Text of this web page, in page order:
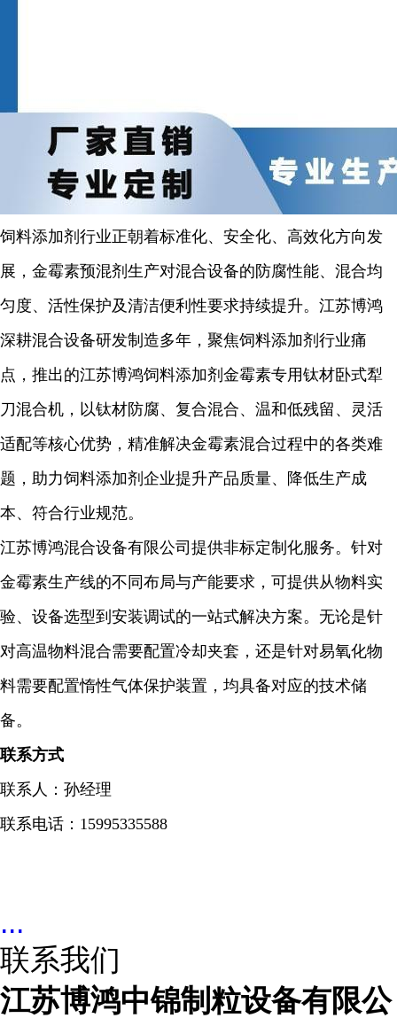
饲料添加剂行业正朝着标准化、安全化、高效化方向发
展，金霉素预混剂生产对混合设备的防腐性能、混合均
匀度、活性保护及清洁便利性要求持续提升。江苏博鸿
深耕混合设备研发制造多年，聚焦饲料添加剂行业痛
点，推出的江苏博鸿饲料添加剂金霉素专用钛材卧式犁
刀混合机，以钛材防腐、复合混合、温和低残留、灵活
适配等核心优势，精准解决金霉素混合过程中的各类难
题，助力饲料添加剂企业提升产品质量、降低生产成
本、符合行业规范。
江苏博鸿混合设备有限公司提供非标定制化服务。针对
金霉素生产线的不同布局与产能要求，可提供从物料实
验、设备选型到安装调试的一站式解决方案。无论是针
对高温物料混合需要配置冷却夹套，还是针对易氧化物
料需要配置惰性气体保护装置，均具备对应的技术储
备。
联系方式
联系人：孙经理
联系电话：15995335588
...
联系我们
江苏博鸿中锦制粒设备有限公